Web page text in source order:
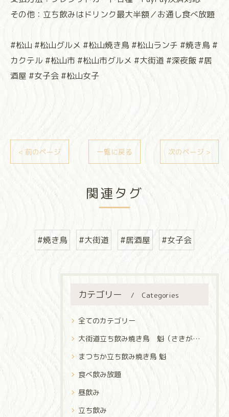
その他：立ち飲みはドリンク最大半額／お通し食べ放題
#松山 #松山グルメ #松山焼き鳥 #松山ランチ #焼き鳥 #
カクテル #松山市 #松山市グルメ #大街道 #深夜飯 #居
酒屋 #女子会 #松山女子
< 前のページ 一覧に戻る 次のページ >
関連タグ
#焼き鳥 #大街道 #居酒屋 #女子会
カテゴリー Categories
全てのカテゴリー
大街道立ち飲み焼き鳥 魁（さきがけ）
まつちか立ち飲み焼き鳥 魁
食べ飲み放題
昼飲み
立ち飲み